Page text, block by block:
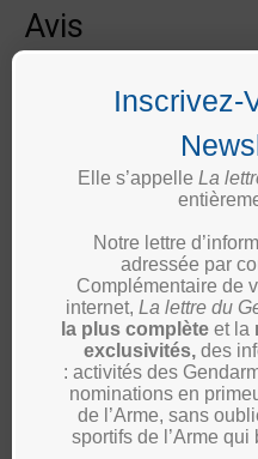
VERSION
NUMERIQUE
Avis
Il n’y a pas encore d’avis.
Soyez le premier à
Gendarme N°40 mars
NUMERIQUE”
obligatoires sont indiqués
Votre note*
Votre avis*
Inscrivez-
Elle s’appelle La
Notre lettre
adressée par
Complémentaire de
internet, La lettre du
la plus complète et la
exclusivités, des
: activités des
nominations en
de l’Arme, sans
sportifs de l’Arme